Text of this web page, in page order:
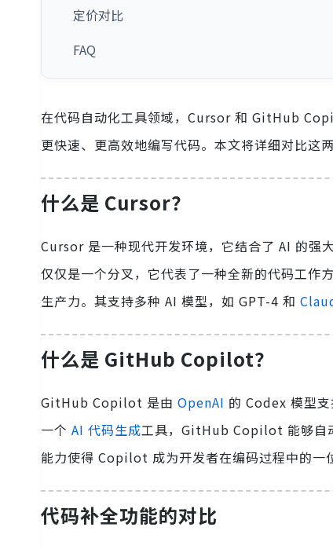
定价对比
FAQ
在代码自动化工具领域，Cursor 和 GitHub
更快速、更高效地编写代码。本文将详细对比这
什么是 Cursor？
Cursor 是一种现代开发环境，它结合了 AI 的强
仅仅是一个分叉，它代表了一种全新的代码工作
生产力。其支持多种 AI 模型，如 GPT-4 和
什么是 GitHub Copilot？
GitHub Copilot 是由 OpenAI 的 Codex 模型支
一个 AI 代码生成工具，GitHub Copilot 能够自
能力使得 Copilot 成为开发者在编码过程中的一
代码补全功能的对比